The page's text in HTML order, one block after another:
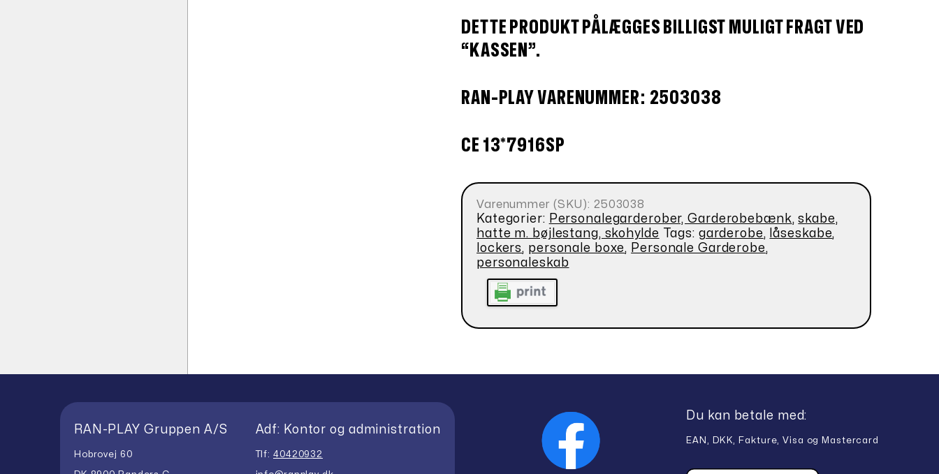
DETTE PRODUKT PÅLÆGGES BILLIGST MULIGT FRAGT VED
“KASSEN”.
RAN-PLAY VARENUMMER: 2503038
CE 13*7916SP
Varenummer (SKU): 2503038
Kategorier: Personalegarderober, Garderobebænk,skabe,
hatte m. bøjlestang, skohylde
Tags: garderobe, låseskabe,
lockers, personale boxe, Personale Garderobe,
personaleskab
RAN-PLAY Gruppen A/S
Hobrovej 60
Adf: Kontor og administration
Tlf: 40420932
Du kan betale med:
EAN, DKK, Fakture, Visa og Mastercard